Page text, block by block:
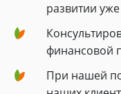
развитии
финансовой
При нашей